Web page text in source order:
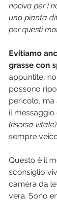
nociva per i
una pianta
per questi
Evitiamo
grasse con
appuntite,
possono
pericolo, ma
il messaggio
(risorsa vitale)
sempre
Questo è il
sconsiglio
camera da
vera. Sono